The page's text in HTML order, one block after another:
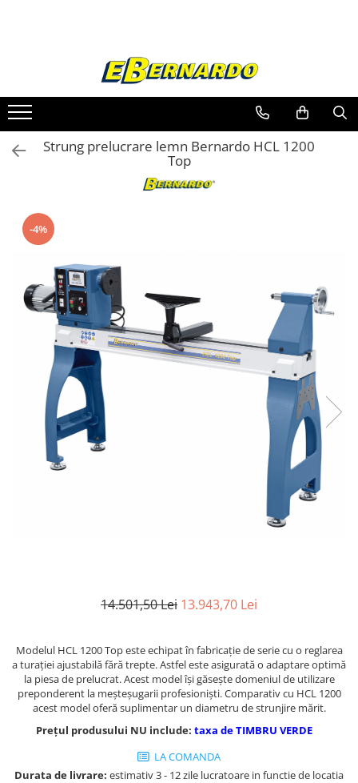
Prelucrare metal
Fierastraie pentru metal
Ferastraie mobile pentru metal
Fierastraie prelucrare metal
Ferastraie orizontale pentru metal
Ferastraie circulare pentru metal
Dispozitive de sudare pentru panze
panglica
doua coloane
Ferastraie metal cu banda si taiere
dubla semiautomate
Ferastraie prelucrare metal cu
banda si taiere dubla
Ferastraie verticale
Strunguri pentru metal
Strunguri CNC
Strunguri cu cutie de viteze
Strunguri cu surub de ghidare
Strunguri de precizie
si coloana
Masini de gaurit cu angrenaj, masa
si coloana
Masini de gaurit cu coloana
Masini de gaurit cu coloana si cap
de actionare
Masini de gaurit cu coloana si
curea de distributie
Strung prelucrare lemn Bernardo HCL 1200
Top
-4%
14.501,50 Lei 13.943,70 Lei
Modelul HCL 1200 Top este echipat în fabricaţie de serie cu o reglarea
a turaţiei ajustabilă fără trepte. Astfel este asigurată o adaptare optimă
la piesa de prelucrat. Acest model îşi găseşte domeniul de utilizare
preponderent la meşteşugarii profesionişti. Comparativ cu HCL 1200
acest model oferă suplimentar un diametru de strunjire mărit.
Prețul produsului NU include: taxa de TIMBRU VERDE
LA COMANDA
Durata de livrare: estimativ 3 - 12 zile lucratoare in functie de locatia